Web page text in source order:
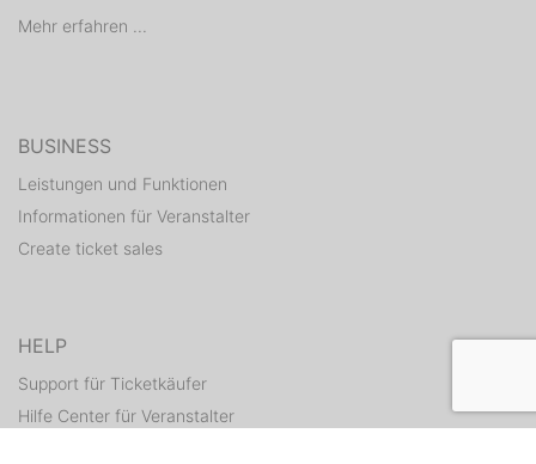
Mehr erfahren ...
BUSINESS
Leistungen und Funktionen
Informationen für Veranstalter
Create ticket sales
HELP
Support für Ticketkäufer
Hilfe Center für Veranstalter